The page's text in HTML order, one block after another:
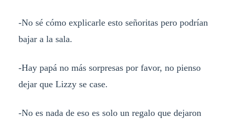
-No sé cómo explicarle esto señoritas pero podrían
bajar a la sala.
-Hay papá no más sorpresas por favor, no pienso
dejar que Lizzy se case.
-No es nada de eso es solo un regalo que dejaron